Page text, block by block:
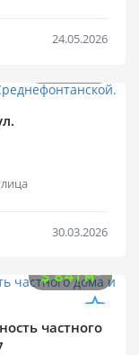
24.05.2026
30.03.2026
$841 м2
частного